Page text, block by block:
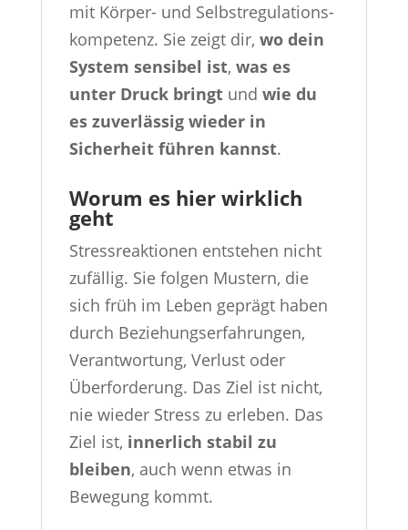
mit Körper- und Selbstregulations­
kompetenz. Sie zeigt dir, wo dein
System sensibel ist, was es
unter Druck bringt und wie du
es zuverlässig wieder in
Sicherheit führen kannst.
Worum es hier wirklich
geht
Stressreaktionen entstehen nicht
zufällig. Sie folgen Mustern, die
sich früh im Leben geprägt haben
durch Beziehungserfahrungen,
Verantwortung, Verlust oder
Überforderung. Das Ziel ist nicht,
nie wieder Stress zu erleben. Das
Ziel ist, innerlich stabil zu
bleiben, auch wenn etwas in
Bewegung kommt.